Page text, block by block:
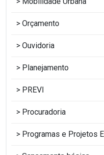
Orçamento
Ouvidoria
Planejamento
PREVI
Procuradoria
Programas e Projetos